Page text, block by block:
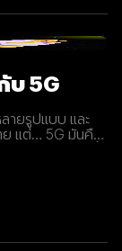
บ 5G
ายรูปแบบ และ
ย แต่… 5G มันคือ
ลยว่ามันกำลังจะ
คือ
ะบบ 4G ที่เราใช้
แต่รวมถึง
อการพัฒนา 3
ายต่างๆ ขยาย